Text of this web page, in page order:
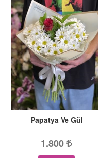
Papatya Ve Gül
1.800